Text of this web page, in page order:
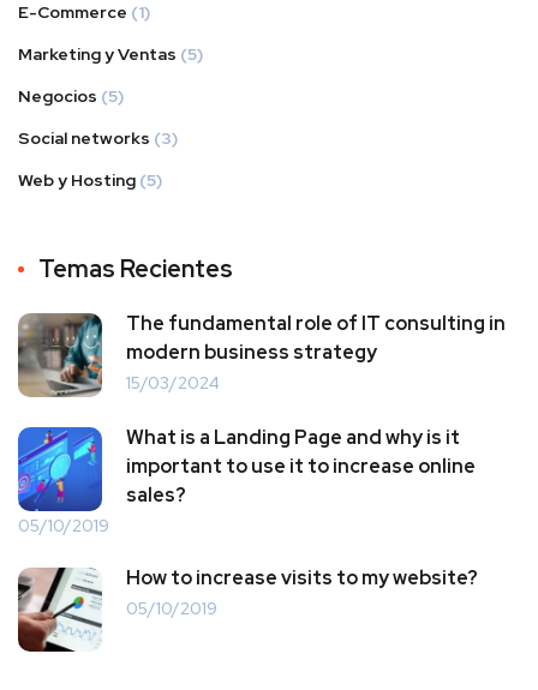
E-Commerce (1)
Marketing y Ventas (5)
Negocios (5)
Social networks (3)
Web y Hosting (5)
Temas Recientes
The fundamental role of IT consulting in
modern business strategy
15/03/2024
What is a Landing Page and why is it
important to use it to increase online
sales?
05/10/2019
How to increase visits to my website?
05/10/2019